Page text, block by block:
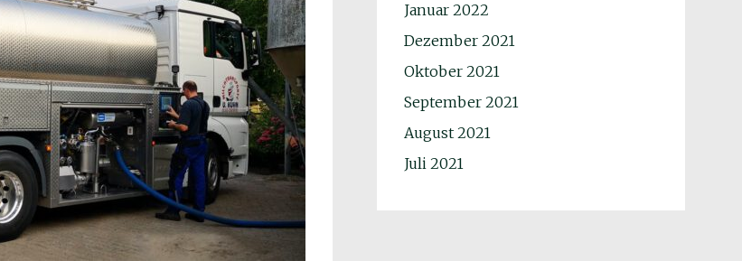
Januar 2022
Dezember 2021
Oktober 2021
September 2021
August 2021
Juli 2021